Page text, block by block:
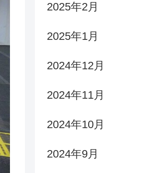
2025年2月
2025年1月
2024年12月
2024年11月
2024年10月
2024年9月